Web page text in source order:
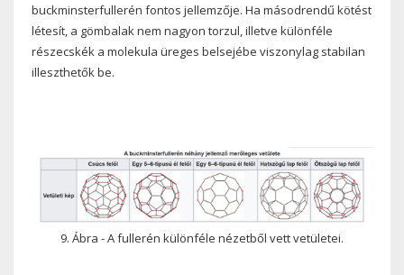
buckminsterfullerén fontos jellemzője. Ha másodrendű kötést
létesít, a gömbalak nem nagyon torzul, illetve különféle
részecskék a molekula üreges belsejébe viszonylag stabilan
illeszthetők be.
9. Ábra - A fullerén különféle nézetből vett vetületei.